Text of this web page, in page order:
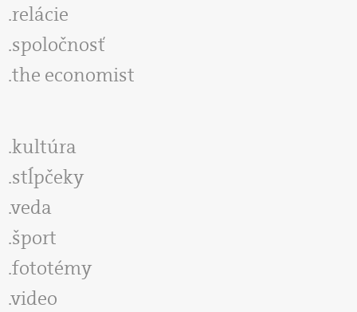
relácie
spoločnosť
the economist
kultúra
stĺpčeky
veda
šport
fototémy
video